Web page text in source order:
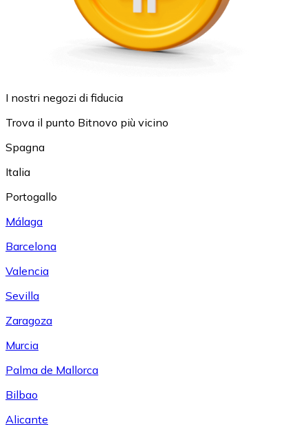
I nostri negozi di fiducia
Trova il punto Bitnovo più vicino
Spagna
Italia
Portogallo
Málaga
Barcelona
Valencia
Sevilla
Zaragoza
Murcia
Palma de Mallorca
Bilbao
Alicante